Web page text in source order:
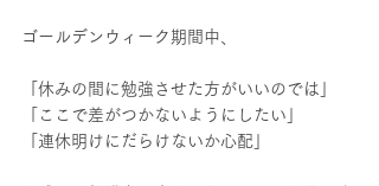
ゴールデンウィーク期間中、
「休みの間に勉強させた方がいいのでは」
「ここで差がつかないようにしたい」
「連休明けにだらけないか心配」